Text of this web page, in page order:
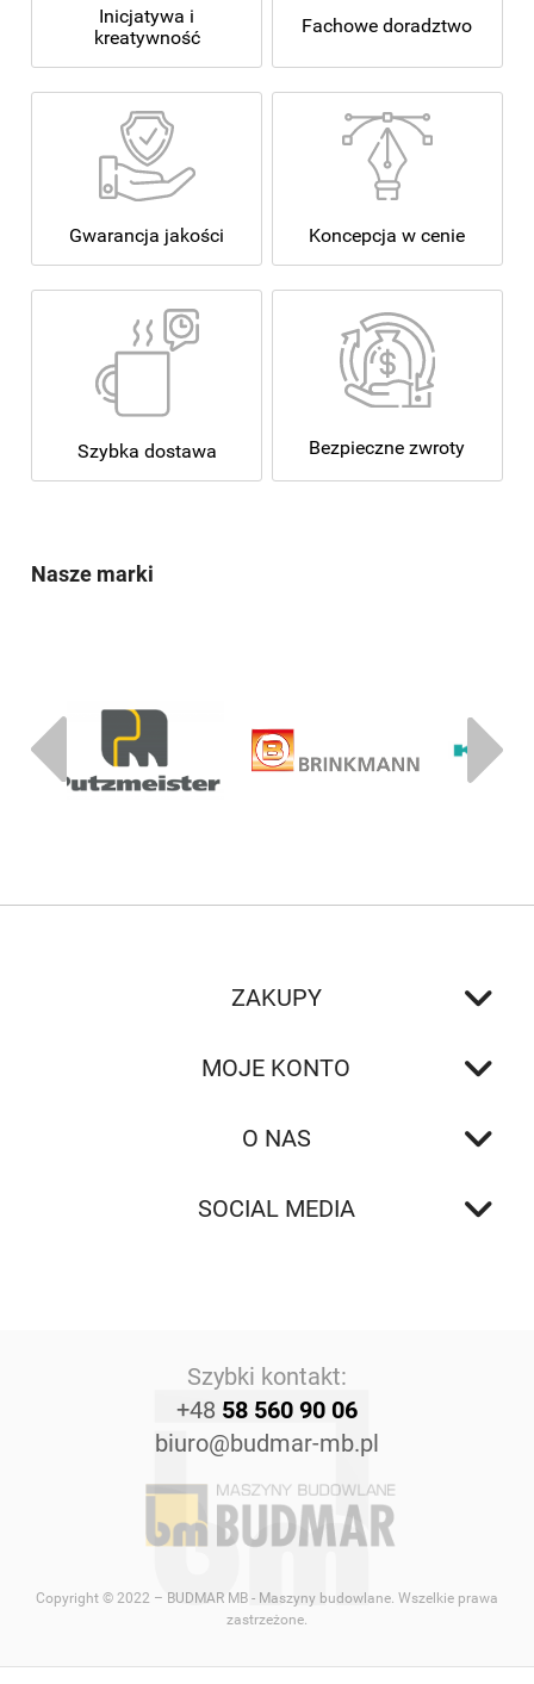
Inicjatywa i
kreatywność
Fachowe doradztwo
Gwarancja jakości Koncepcja w cenie
Szybka dostawa Bezpieczne zwroty
Nasze marki
ZAKUPY
MOJE KONTO
O NAS
SOCIAL MEDIA
Szybki kontakt:
+48 58 560 90 06
biuro@budmar-mb.pl
Copyright © 2022 – BUDMAR MB - Maszyny budowlane. Wszelkie prawa
zastrzeżone.